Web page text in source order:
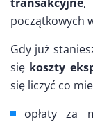
transakcyjne,
początkowych
Gdy już
się koszty
się liczyć co
opłaty za